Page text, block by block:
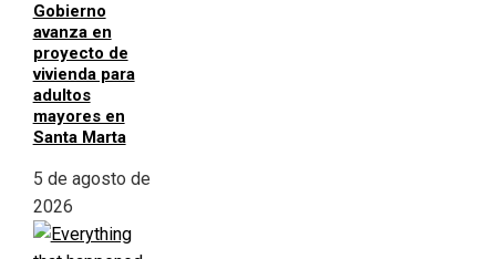
Gobierno
avanza en
proyecto de
vivienda para
adultos
mayores en
Santa Marta
5 de agosto de
2026